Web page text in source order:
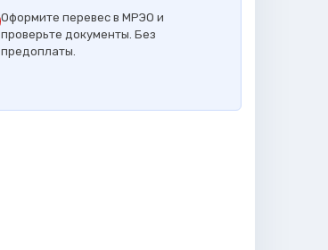
Оформите перевес в МРЭО и
проверьте документы. Без
предоплаты.